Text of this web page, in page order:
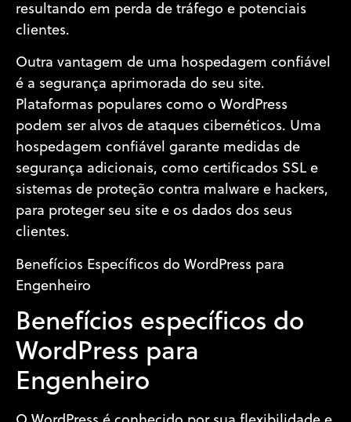
resultando em perda de tráfego e potenciais
clientes.
Outra vantagem de uma hospedagem confiável
é a segurança aprimorada do seu site.
Plataformas populares como o WordPress
podem ser alvos de ataques cibernéticos. Uma
hospedagem confiável garante medidas de
segurança adicionais, como certificados SSL e
sistemas de proteção contra malware e hackers,
para proteger seu site e os dados dos seus
clientes.
Benefícios Específicos do WordPress para
Engenheiro
Benefícios específicos do
WordPress para
Engenheiro